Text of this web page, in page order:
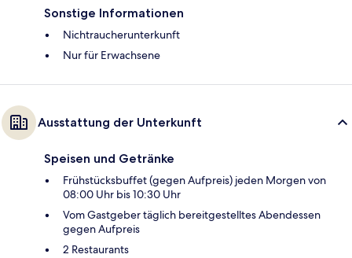
Sonstige Informationen
Nichtraucherunterkunft
Nur für Erwachsene
Ausstattung der Unterkunft
Speisen und Getränke
Frühstücksbuffet (gegen Aufpreis) jeden Morgen von
08:00 Uhr bis 10:30 Uhr
Vom Gastgeber täglich bereitgestelltes Abendessen
gegen Aufpreis
2 Restaurants